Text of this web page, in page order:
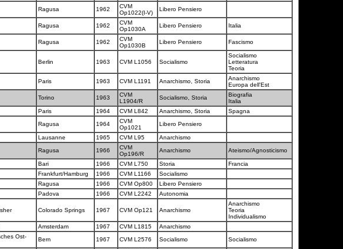
Ragusa 1962
CVM
Op1022(I-V)
Libero Pensiero
Ragusa 1962
CVM
Op1030A
Libero Pensiero Italia
Ragusa 1962
CVM
Op1030B
Libero Pensiero Fascismo
Berlin 1963 CVM L1056 Socialismo
Socialismo
Letteratura
Teoria
Paris 1963 CVM L1191 Anarchismo, Storia
Anarchismo
Europa dell'Est
Torino 1963
CVM
L1904/R
Socialismo, Storia
Biografia
Italia
Paris 1964 CVM L842 Anarchismo, Storia
Spagna
Ragusa 1964
CVM
Op1021
Libero Pensiero
Lausanne 1965 CVM L95
Anarchismo
Ragusa 1966
CVM
Op196/R
Anarchismo Ateismo/Agnosticismo
Bari 1966 CVM L750 Storia
Francia
Frankfurt/Hamburg 1966 CVM L1166
Socialismo
Ragusa 1966 CVM Op800
Libero Pensiero
Padova 1966 CVM L2242 Autonomia
Colorado Springs 1967 CVM Op121 Anarchismo
Anarchismo
Teoria
Individualismo
Amsterdam 1967 CVM L1815
Anarchismo
Ost-
Bern 1967 CVM L2576 Socialismo Socialismo